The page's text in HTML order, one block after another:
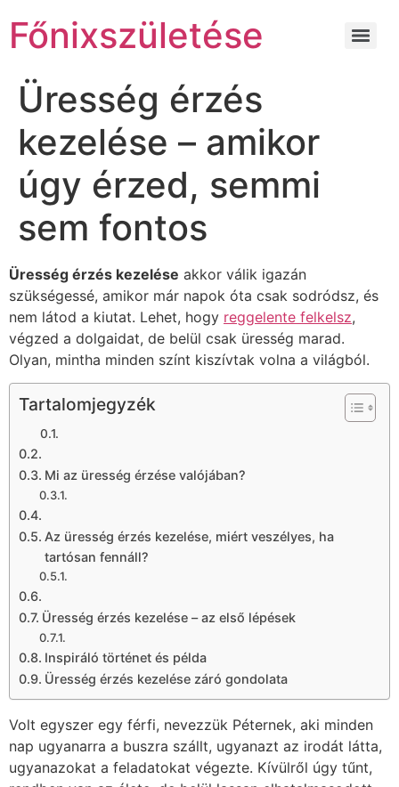
Főnixszületése
Üresség érzés
kezelése – amikor
úgy érzed, semmi
sem fontos
Üresség érzés kezelése akkor válik igazán
szükségessé, amikor már napok óta csak sodródsz, és
nem látod a kiutat. Lehet, hogy reggelente felkelsz,
végzed a dolgaidat, de belül csak üresség marad.
Olyan, mintha minden színt kiszívtak volna a világból.
Tartalomjegyzék
Mi az üresség érzése valójában?
Az üresség érzés kezelése, miért veszélyes, ha
tartósan fennáll?
Üresség érzés kezelése – az első lépések
Inspiráló történet és példa
Üresség érzés kezelése záró gondolata
Volt egyszer egy férfi, nevezzük Péternek, aki minden
nap ugyanarra a buszra szállt, ugyanazt az irodát látta,
ugyanazokat a feladatokat végezte. Kívülről úgy tűnt,